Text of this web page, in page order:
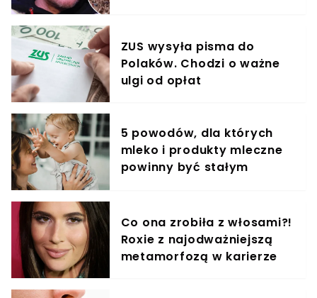
ZUS wysyła pisma do
Polaków. Chodzi o ważne
ulgi od opłat
5 powodów, dla których
mleko i produkty mleczne
powinny być stałym
Co ona zrobiła z włosami?!
Roxie z najodważniejszą
metamorfozą w karierze